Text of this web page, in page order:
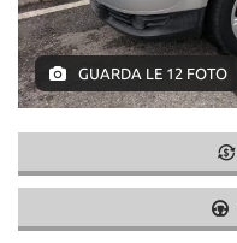
GUARDA LE 12 FOTO